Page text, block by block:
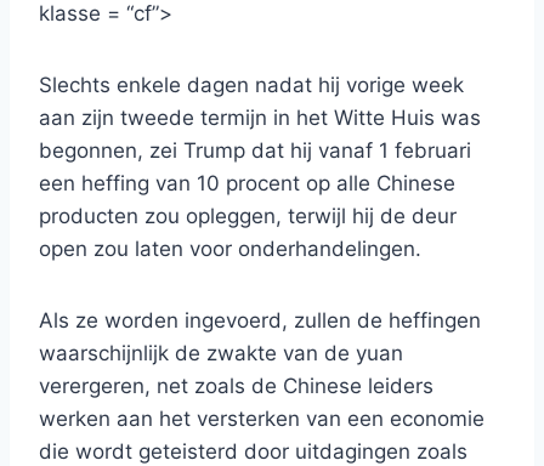
klasse = “cf”>
Slechts enkele dagen nadat hij vorige week
aan zijn tweede termijn in het Witte Huis was
begonnen, zei Trump dat hij vanaf 1 februari
een heffing van 10 procent op alle Chinese
producten zou opleggen, terwijl hij de deur
open zou laten voor onderhandelingen.
Als ze worden ingevoerd, zullen de heffingen
waarschijnlijk de zwakte van de yuan
verergeren, net zoals de Chinese leiders
werken aan het versterken van een economie
die wordt geteisterd door uitdagingen zoals